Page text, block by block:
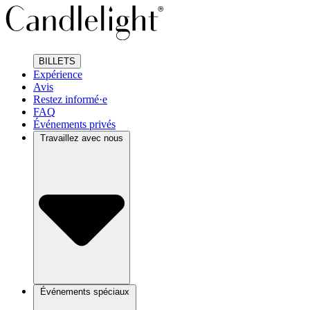
BILLETS
Expérience
Avis
Restez informé·e
FAQ
Événements privés